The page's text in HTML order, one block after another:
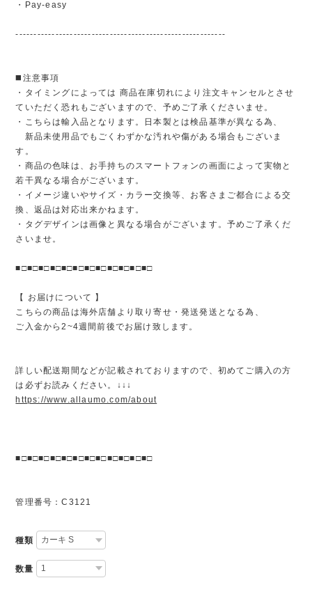
・Pay-easy
----------------------------------------------------------
◼️注意事項
・タイミングによっては 商品在庫切れにより注文キャンセルとさせ
ていただく恐れもございますので、予めご了承くださいませ。
・こちらは輸入品となります。日本製とは検品基準が異なる為、
新品未使用品でもごくわずかな汚れや傷がある場合もございま
す。
・商品の色味は、お手持ちのスマートフォンの画面によって実物と
若干異なる場合がございます。
・イメージ違いやサイズ・カラー交換等、お客さまご都合による交
換、返品は対応出来かねます。
・タグデザインは画像と異なる場合がございます。予めご了承くだ
さいませ。
■□■□■□■□■□■□■□■□■□■□■□■□
【 お届けについて 】
こちらの商品は海外店舗より取り寄せ・発送発送となる為、
ご入金から2~4週間前後でお届け致します。
詳しい配送期間などが記載されておりますので、初めてご購入の方
は必ずお読みください。↓↓↓
https://www.allaumo.com/about
■□■□■□■□■□■□■□■□■□■□■□■□
管理番号：C3121
種類
数量